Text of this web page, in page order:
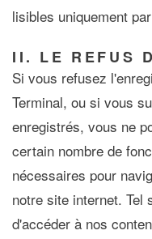
lisibles uniquement
II. LE REFUS
Si vous refusez
Terminal, ou si vous
enregistrés, vous ne
certain nombre de
nécessaires pour
notre site internet. Tel
d'accéder à nos